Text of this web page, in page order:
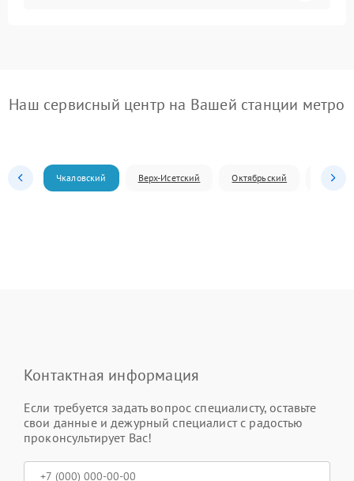
Наш сервисный центр на Вашей станции метро
Чкаловский Верх-Исетский Октябрьский
Контактная информация
Если требуется задать вопрос специалисту, оставьте
свои данные и дежурный специалист с радостью
проконсультирует Вас!